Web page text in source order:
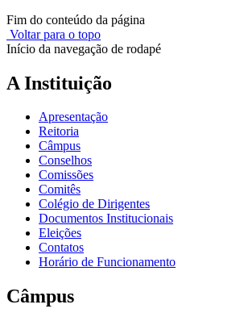
Fim do conteúdo da página
Voltar para o topo
Início da navegação de rodapé
A Instituição
Apresentação
Reitoria
Câmpus
Conselhos
Comissões
Comitês
Colégio de Dirigentes
Documentos Institucionais
Eleições
Contatos
Horário de Funcionamento
Câmpus